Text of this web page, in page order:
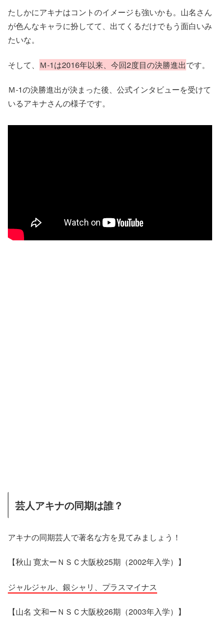
たしかにアキナはコントのイメージも強いかも。山名さん
が色んなキャラに扮してて、出てくるだけでもう面白いみ
たいな。
そして、 Ｍ-1は2016年以来、今回2度目の決勝進出です。
Ｍ-1の決勝進出が決まった後、公式インタビューを受けて
いるアキナさんの様子です。
芸人アキナの同期は誰？
アキナの同期芸人で著名な方を見てみましょう！
【秋山 寛太ーＮＳＣ大阪校25期（2002年入学）】
ジャルジャル、銀シャリ、プラスマイナス
【山名 文和ーＮＳＣ大阪校26期（2003年入学）】